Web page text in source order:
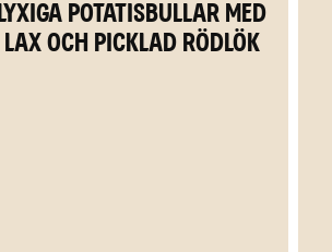
Lyxiga potatisbullar med
lax och picklad rödlök